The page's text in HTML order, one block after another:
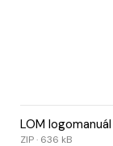
LOM logomanuál
ZIP · 636 kB